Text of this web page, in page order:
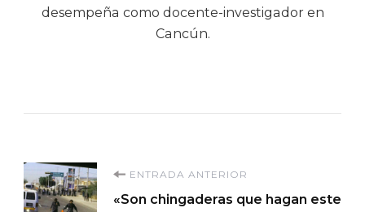
desempeña como docente-investigador en
Cancún.
Navegación
ENTRADA ANTERIOR
«Son chingaderas que hagan este